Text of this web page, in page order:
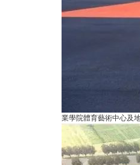
業學院體育藝術中心及